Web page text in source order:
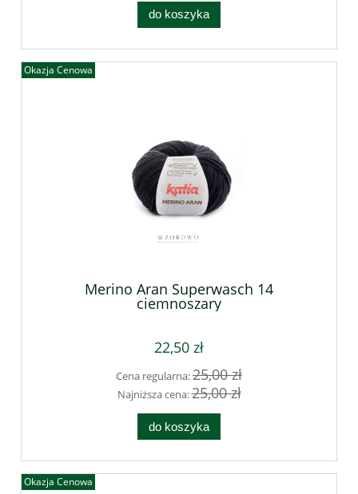
do koszyka
Merino Aran Superwasch 14
ciemnoszary
22,50 zł
Cena regularna:25,00 zł
Najniższa cena:25,00 zł
do koszyka
Okazja Cenowa
Okazja Cenowa